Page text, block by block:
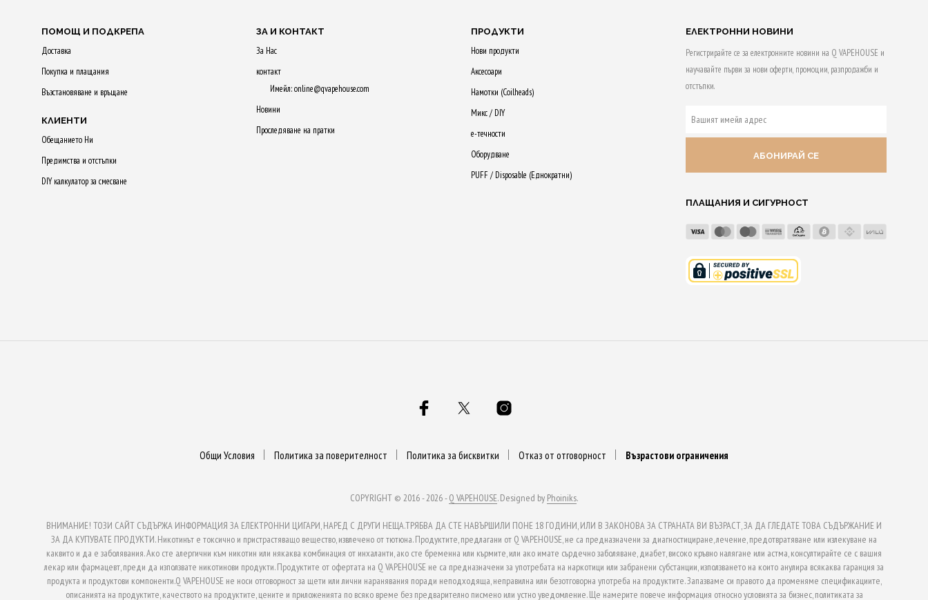
ПОМОЩ И ПОДКРЕПА
Доставка
Покупка и плащания
Възстановяване и връщане
КЛИЕНТИ
Обещанието Ни
Предимства и отстъпки
DIY калкулатор за смесване
ЗА И КОНТАКТ
За Нас
контакт
Имейл: online@qvapehouse.com
Новини
Проследяване на пратки
ПРОДУКТИ
Нови продукти
Аксесоари
Намотки (Сoilheads)
Микс / DIY
е-течности
Оборудване
PUFF / Disposable (Еднократни)
ЕЛЕКТРОННИ НОВИНИ
Регистрирайте се за електронните новини на Q VAPEHOUSE и
научавайте първи за нови оферти, промоции, разпродажби и
отстъпки.
ВАШИЯТ
ПЛАЩАНИЯ И СИГУРНОСТ
Общи Условия Политика за поверителност Политика за бисквитки Отказ от отговорност Възрастови ограничения
COPYRIGHT © 2016 - 2026 -Q VAPEHOUSE. Designed by Phoiniks.
ВНИМАНИЕ! ТОЗИ САЙТ СЪДЪРЖА ИНФОРМАЦИЯ ЗА ЕЛЕКТРОННИ ЦИГАРИ, НАРЕД С ДРУГИ НЕЩА.ТРЯБВА ДА СТЕ НАВЪРШИЛИ ПОНЕ 18 ГОДИНИ, ИЛИ В ЗАКОНОВА ЗА СТРАНАТА ВИ ВЪЗРАСТ, ЗА ДА ГЛЕДАТЕ ТОВА СЪДЪРЖАНИЕ И
ЗА ДА КУПУВАТЕ ПРОДУКТИ. Никотинът е токсично и пристрастяващо вещество, извлечено от тютюна. Продуктите, предлагани от Q VAPEHOUSE, не са предназначени за диагностициране, лечение, предотвратяване или излекуване на
каквито и да е заболявания. Ако сте алергични към никотин или някаква комбинация от инхаланти, ако сте бременна или кърмите, или ако имате сърдечно заболяване, диабет, високо кръвно налягане или астма, консултирайте се с вашия
лекар или фармацевт, преди да използвате никотинови продукти. Продуктите от офертата на Q VAPEHOUSE не са предназначени за употребата на наркотици или забранени субстанции, използването на които анулира всякаква гаранция за
продукта и продуктови компоненти.Q VAPEHOUSE не носи отговорност за щети или лични наранявания поради неподходяща, неправилна или безотговорна употреба на продуктите. Запазваме си правото да променяме спецификациите,
описанията на продуктите, качеството на продуктите, цените и приложенията по всяко време без предварително писмено или устно уведомление. Ще намерите повече информация относно условията за бизнес, политиката за